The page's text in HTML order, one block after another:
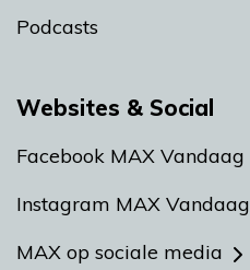
Podcasts
Websites & Social
Facebook MAX Vandaag
Instagram MAX Vandaag
MAX op sociale media